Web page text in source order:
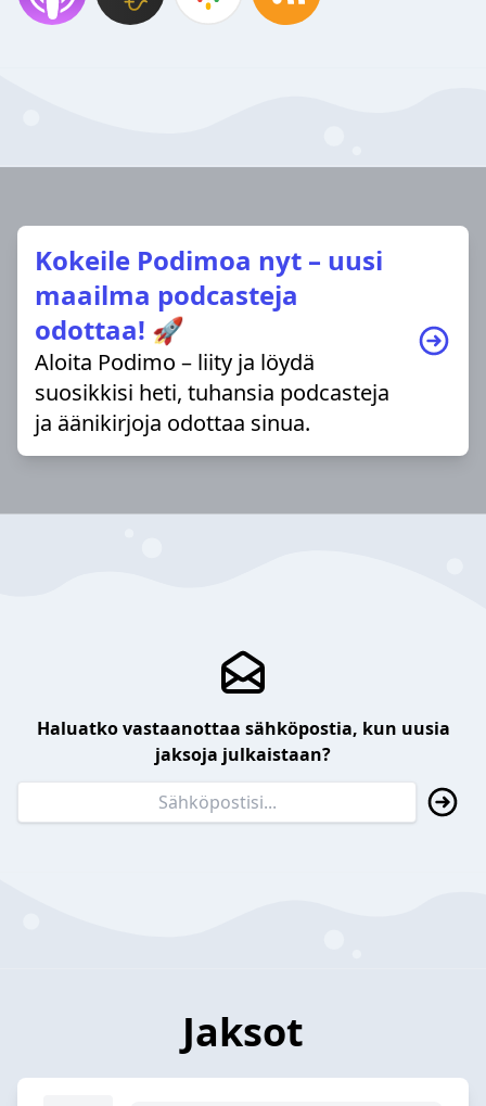
Kokeile Podimoa nyt – uusi
maailma podcasteja
odottaa! 🚀
Aloita Podimo – liity ja löydä
suosikkisi heti, tuhansia podcasteja
ja äänikirjoja odottaa sinua.
Haluatko vastaanottaa sähköpostia, kun uusia
jaksoja julkaistaan?
Jaksot